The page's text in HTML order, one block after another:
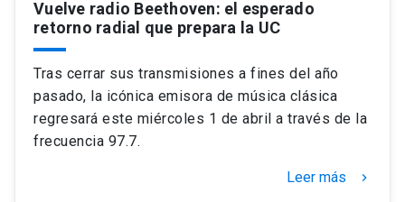
Vuelve radio Beethoven: el esperado
retorno radial que prepara la UC
Tras cerrar sus transmisiones a fines del año
pasado, la icónica emisora de música clásica
regresará este miércoles 1 de abril a través de la
frecuencia 97.7.
Leer más keyboard_arrow_right